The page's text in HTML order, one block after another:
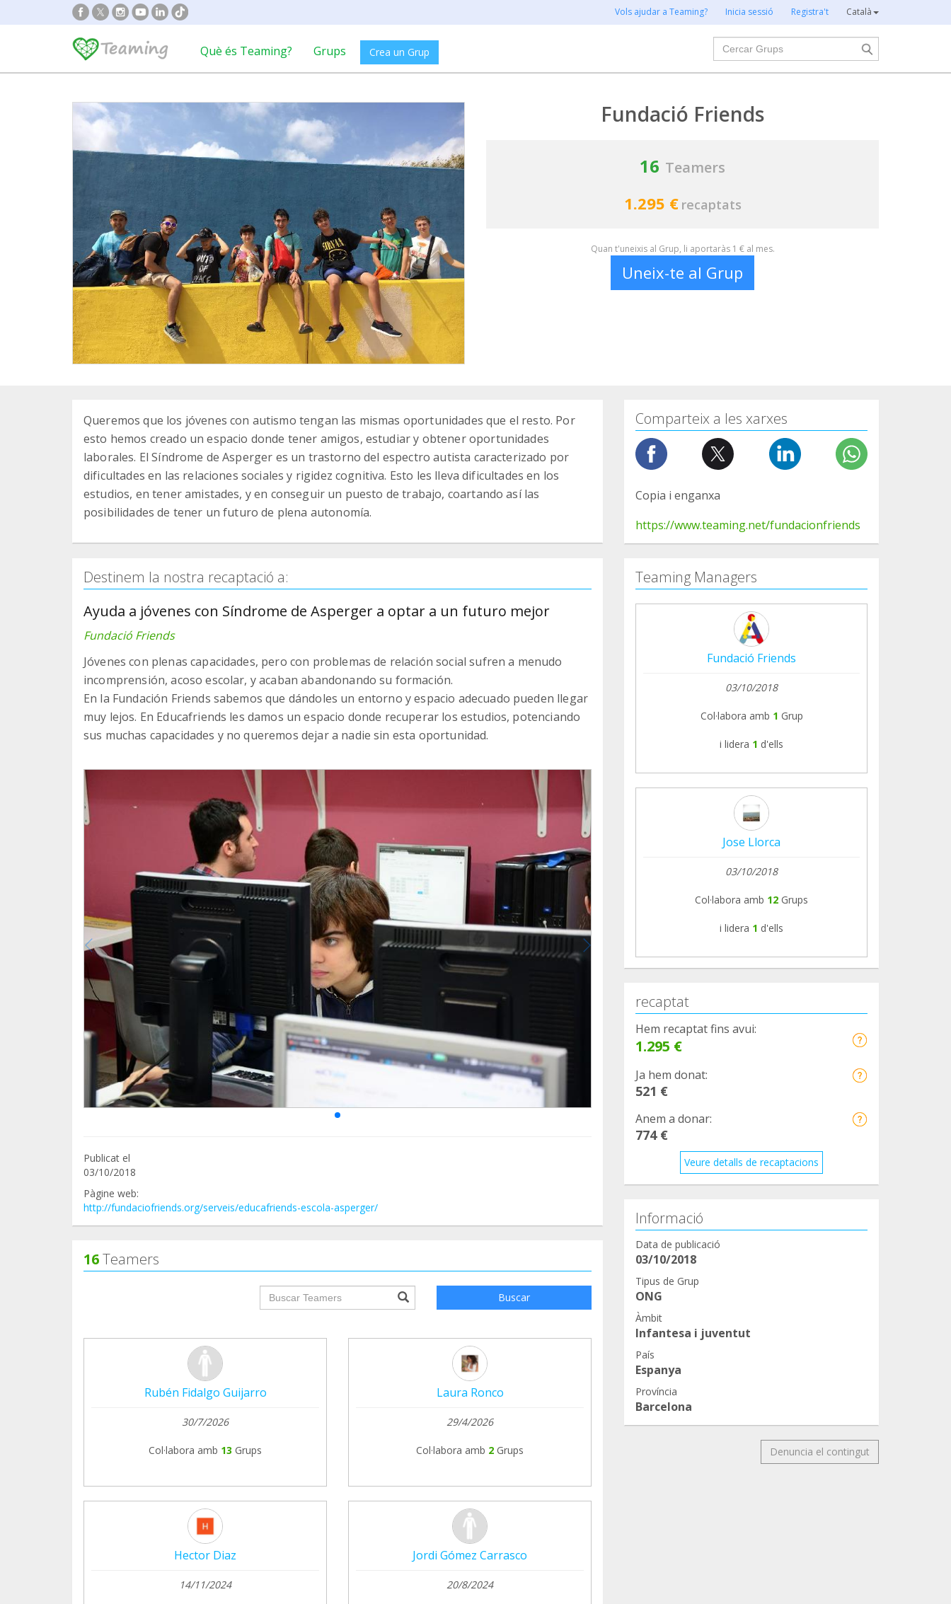
Vols ajudar a Teaming? Inicia sessió Registra't Català
Què és Teaming? Grups Crea un Grup
Cercar
Fundació Friends
16 Teamers
1.295 € recaptats
Quan t'uneixis al Grup, li aportaràs 1 € al mes.
Uneix-te al Grup
Queremos que los jóvenes con autismo tengan las mismas oportunidades que el resto. Por
esto hemos creado un espacio donde tener amigos, estudiar y obtener oportunidades
laborales. El Síndrome de Asperger es un trastorno del espectro autista caracterizado por
dificultades en las relaciones sociales y rigidez cognitiva. Esto les lleva dificultades en los
estudios, en tener amistades, y en conseguir un puesto de trabajo, coartando así las
posibilidades de tener un futuro de plena autonomía.
Destinem la nostra recaptació a:
Ayuda a jóvenes con Síndrome de Asperger a optar a un futuro mejor
Fundació Friends
Jóvenes con plenas capacidades, pero con problemas de relación social sufren a menudo
incomprensión, acoso escolar, y acaban abandonando su formación.
En la Fundación Friends sabemos que dándoles un entorno y espacio adecuado pueden llegar
muy lejos. En Educafriends les damos un espacio donde recuperar los estudios, potenciando
Publicat el
03/10/2018
Pàgine web:
http://fundaciofriends.org/serveis/educafriends-escola-asperger/
16Teamers
groupProfile.searchForm.search.text??? Buscar
Rubén Fidalgo Guijarro
30/7/2026
Col·labora amb 13 Grups
Laura Ronco
29/4/2026
Col·labora amb 2 Grups
Hector Diaz
14/11/2024
Jordi Gómez Carrasco
20/8/2024
Comparteix a les xarxes
Copia i enganxa
https://www.teaming.net/fundacionfriends
Teaming Managers
Fundació Friends
03/10/2018
Col·labora amb 1 Grup
i lidera 1 d'ells
Jose Llorca
03/10/2018
Col·labora amb 12 Grups
i lidera 1 d'ells
recaptat
Hem recaptat fins avui:
1.295 €
Ja hem donat:
521 €
Anem a donar:
774 €
Veure detalls de recaptacions
Informació
Data de publicació
03/10/2018
Tipus de Grup
ONG
Àmbit
Infantesa i juventut
País
Espanya
Província
Barcelona
Denuncia el contingut